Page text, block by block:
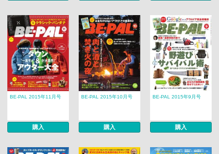
BE-PAL 2015年11月号
購入
BE-PAL 2015年10月号
購入
BE-PAL 2015年9月号
購入